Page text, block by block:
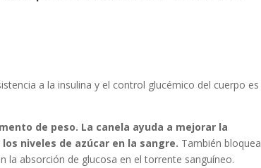
a la insulina y el control glucémico del cuerpo es
de peso. La canela ayuda a mejorar la
niveles de azúcar en la sangre. También bloquea
la absorción de glucosa en el torrente sanguíneo.